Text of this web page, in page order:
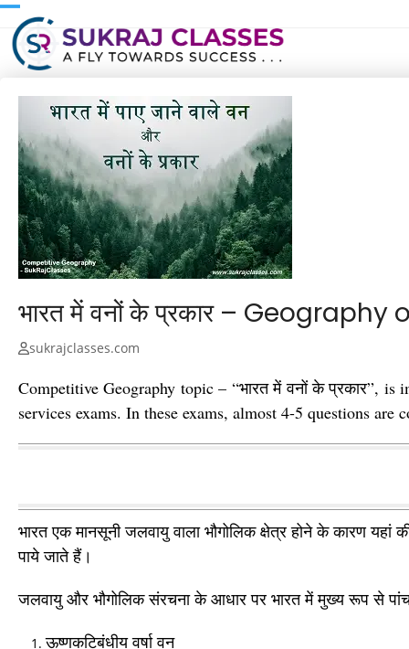
Skip
content
भारत में वनों के प्रकार – Geography
sukrajclasses.com
Competitive Geography topic – “भारत में वनों के प्रकार”,
services exams. In these exams, almost 4-5 questions
भारत एक मानसूनी जलवायु वाला भौगोलिक क्षेत्र होने के कारण यहां
पाये जाते हैं।
जलवायु और भौगोलिक संरचना के आधार पर भारत में मुख्य रूप से
ऊष्णकटिबंधीय वर्षा वन